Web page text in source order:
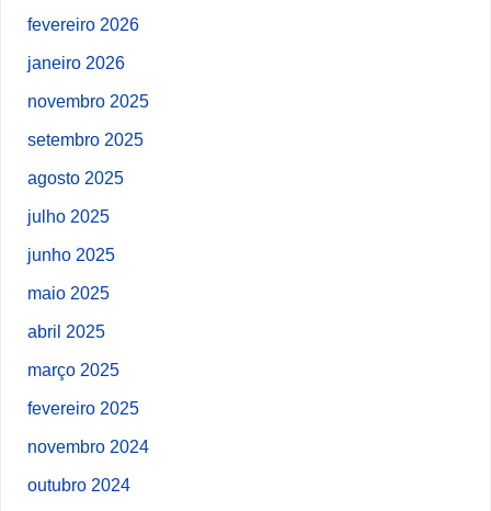
fevereiro 2026
janeiro 2026
novembro 2025
setembro 2025
agosto 2025
julho 2025
junho 2025
maio 2025
abril 2025
março 2025
fevereiro 2025
novembro 2024
outubro 2024